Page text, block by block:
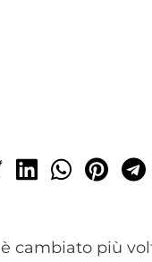
è cambiato più